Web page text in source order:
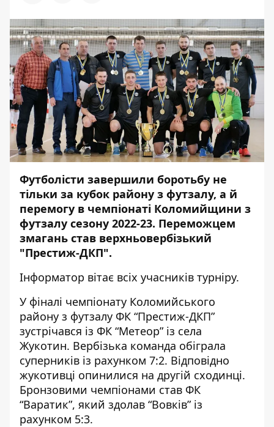
Футболісти завершили боротьбу не
тільки за кубок району з футзалу, а й
перемогу в чемпіонаті Коломийщини з
футзалу сезону 2022-23. Переможцем
змагань став верхньовербізький
"Престиж-ДКП".
Інформатор вітає всіх учасників турніру.
У фіналі чемпіонату Коломийського
району з футзалу ФК “Престиж-ДКП”
зустрічався із ФК “Метеор” із села
Жукотин. Вербізька команда обіграла
суперників із рахунком 7:2. Відповідно
жукотивці опинилися на другій сходинці.
Бронзовими чемпіонами став ФК
“Варатик”, який здолав “Вовків” із
рахунком 5:3.